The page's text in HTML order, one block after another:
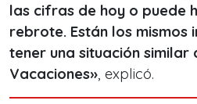
las cifras de hoy o puede
rebrote. Están los mismos
tener una situación similar
Vacaciones», explicó.